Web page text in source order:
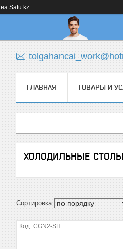
на Satu.kz
ГЛАВНАЯ ТОВАРЫ И
ХОЛОДИЛЬНЫЕ
CGN2-SH